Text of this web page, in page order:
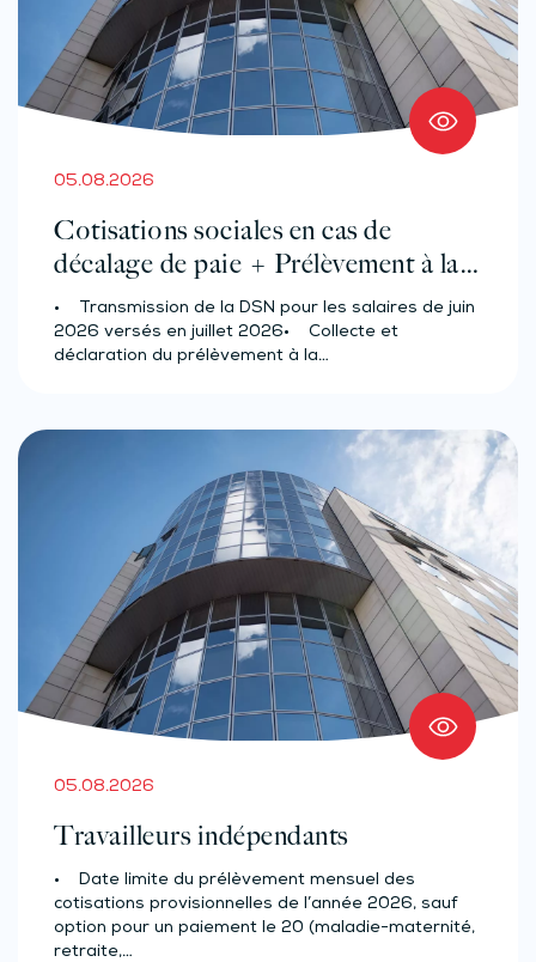
05.08.2026
Cotisations sociales en cas de
décalage de paie + Prélèvement à la
source des salariés et assimilés
(effectif d’au moins 50 salariés)
• Transmission de la DSN pour les salaires de juin
2026 versés en juillet 2026• Collecte et
déclaration du prélèvement à la…
05.08.2026
Travailleurs indépendants
• Date limite du prélèvement mensuel des
cotisations provisionnelles de l’année 2026, sauf
option pour un paiement le 20 (maladie-maternité,
retraite,…